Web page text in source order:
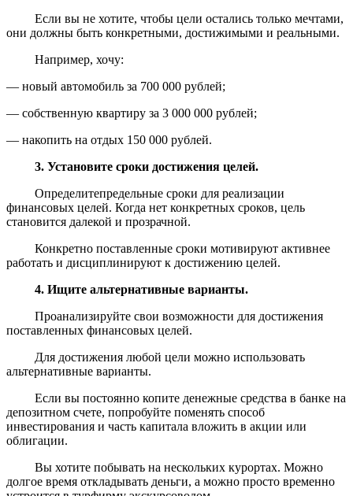
Если вы не хотите, чтобы цели остались только мечтами,
они должны быть конкретными, достижимыми и реальными.
Например, хочу:
— новый автомобиль за 700 000 рублей;
— собственную квартиру за 3 000 000 рублей;
— накопить на отдых 150 000 рублей.
3. Установите сроки достижения целей.
Определитепредельные сроки для реализации
финансовых целей. Когда нет конкретных сроков, цель
становится далекой и прозрачной.
Конкретно поставленные сроки мотивируют активнее
работать и дисциплинируют к достижению целей.
4. Ищите альтернативные варианты.
Проанализируйте свои возможности для достижения
поставленных финансовых целей.
Для достижения любой цели можно использовать
альтернативные варианты.
Если вы постоянно копите денежные средства в банке на
депозитном счете, попробуйте поменять способ
инвестирования и часть капитала вложить в акции или
облигации.
Вы хотите побывать на нескольких курортах. Можно
долгое время откладывать деньги, а можно просто временно